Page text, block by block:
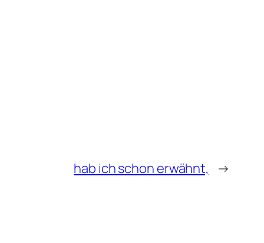
hab ich schon erwähnt, →